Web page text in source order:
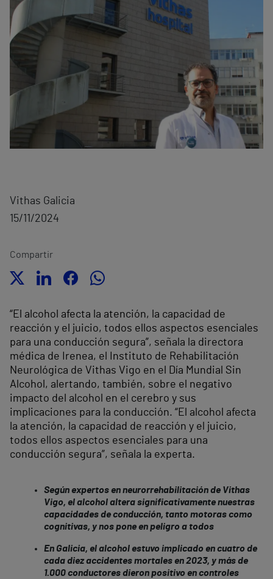
Vithas Galicia
15/11/2024
Compartir
“El alcohol afecta la atención, la capacidad de
reacción y el juicio, todos ellos aspectos esenciales
para una conducción segura”, señala la directora
médica de Irenea, el Instituto de Rehabilitación
Neurológica de Vithas Vigo en el Día Mundial Sin
Alcohol, alertando, también, sobre el negativo
impacto del alcohol en el cerebro y sus
implicaciones para la conducción. “El alcohol afecta
la atención, la capacidad de reacción y el juicio,
todos ellos aspectos esenciales para una
conducción segura”, señala la experta.
Según expertos en neurorrehabilitación de Vithas
Vigo, el alcohol altera significativamente nuestras
capacidades de conducción, tanto motoras como
cognitivas, y nos pone en peligro a todos
En Galicia, el alcohol estuvo implicado en cuatro de
cada diez accidentes mortales en 2023, y más de
1.000 conductores dieron positivo en controles